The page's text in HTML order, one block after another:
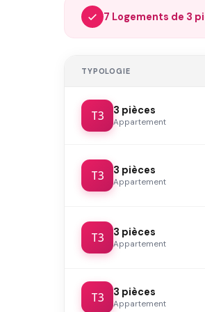
7 Logements de 3
TYPOLOGIE
T3 3 pièces
Appartement
T3 3 pièces
Appartement
T3 3 pièces
Appartement
T3 3 pièces
Appartement